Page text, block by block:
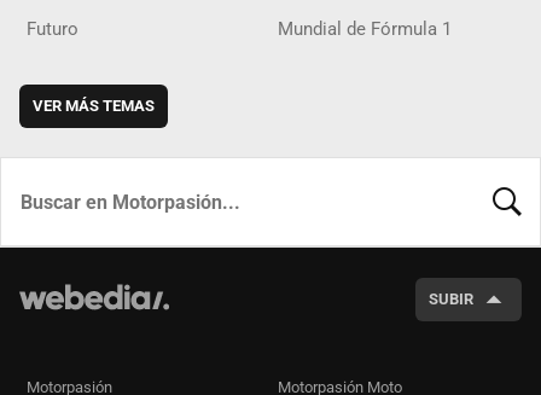
Futuro Mundial de Fórmula 1
VER MÁS TEMAS
SUBIR
Motorpasión Motorpasión Moto